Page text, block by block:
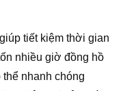
tiết kiệm thời gian
nhiều giờ đồng hồ
nhanh chóng